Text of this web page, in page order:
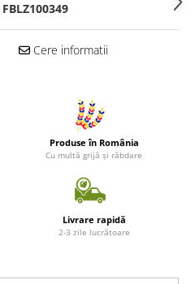
FBLZ100349
Cere informatii
Produse în România
Cu multă grijă și răbdare
Livrare rapidă
2-3 zile lucrătoare